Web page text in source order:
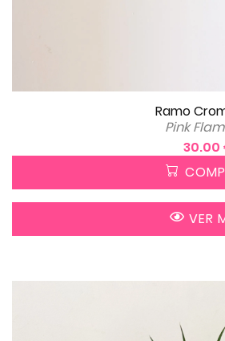
Ramo
Pink
30.00
VER